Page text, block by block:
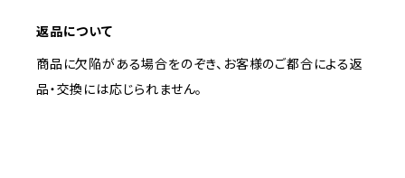
返品について
商品に欠陥がある場合をのぞき、お客様のご都合による返
品・交換には応じられません。